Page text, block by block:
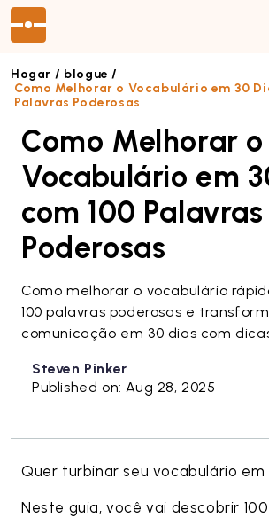
Blog
Hogar / blogue /
Como Melhorar o Vocabulário em 30
Palavras Poderosas
Como Melhorar o
Vocabulário em
com 100 Palavras
Poderosas
Como melhorar o vocabulário
100 palavras poderosas e
comunicação em 30 dias com
Steven Pinker
Published on: Aug 28, 2025
Quer turbinar seu vocabulário em
Neste guia, você vai descobrir